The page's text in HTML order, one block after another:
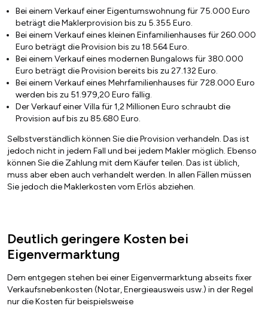
Bei einem Verkauf einer Eigentumswohnung für 75.000 Euro
beträgt die Maklerprovision bis zu 5.355 Euro.
Bei einem Verkauf eines kleinen Einfamilienhauses für 260.000
Euro beträgt die Provision bis zu 18.564 Euro.
Bei einem Verkauf eines modernen Bungalows für 380.000
Euro beträgt die Provision bereits bis zu 27.132 Euro.
Bei einem Verkauf eines Mehrfamilienhauses für 728.000 Euro
werden bis zu 51.979,20 Euro fällig.
Der Verkauf einer Villa für 1,2 Millionen Euro schraubt die
Provision auf bis zu 85.680 Euro.
Selbstverständlich können Sie die Provision verhandeln. Das ist
jedoch nicht in jedem Fall und bei jedem Makler möglich. Ebenso
können Sie die Zahlung mit dem Käufer teilen. Das ist üblich,
muss aber eben auch verhandelt werden. In allen Fällen müssen
Sie jedoch die Maklerkosten vom Erlös abziehen.
Deutlich geringere Kosten bei
Eigenvermarktung
Dem entgegen stehen bei einer Eigenvermarktung abseits fixer
Verkaufsnebenkosten (Notar, Energieausweis usw.) in der Regel
nur die Kosten für beispielsweise